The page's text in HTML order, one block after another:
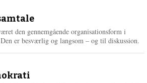
den gennemgående organisationsform i
er besværlig og langsom – og til diskussion.